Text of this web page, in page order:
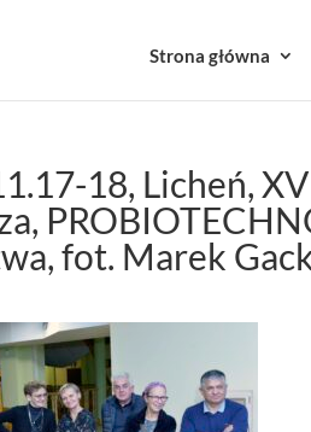
Strona główna
18, Licheń,
fot. Marek